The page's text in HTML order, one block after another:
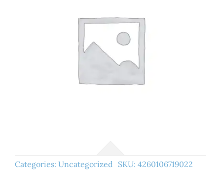
Categories: Uncategorized SKU: 4260106719022